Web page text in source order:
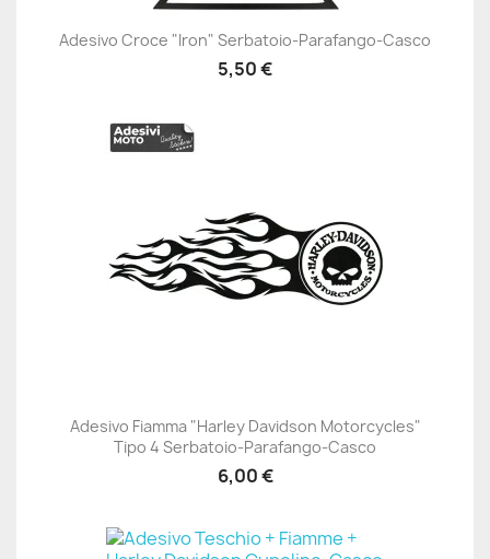
Adesivo Croce "Iron" Serbatoio-Parafango-Casco
5,50 €
Adesivo Fiamma "Harley Davidson Motorcycles"
Tipo 4 Serbatoio-Parafango-Casco
6,00 €